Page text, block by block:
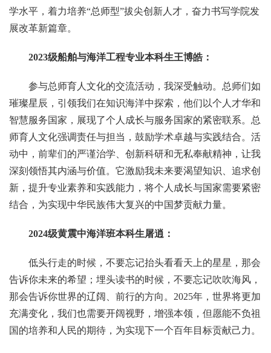
学水平，着力培养“总师型”拔尖创新人才，奋力书写学院发
展改革新篇章。
2023级船舶与海洋工程专业本科生王博皓：
参与总师育人文化的交流活动，我深受触动。总师们如
璀璨星辰，引领我们在知识海洋中探索，他们以个人才华和
智慧服务国家，展现了个人成长与服务国家的紧密联系。总
师育人文化强调责任与担当，鼓励学术卓越与实践结合。活
动中，前辈们的严谨治学、创新科研和无私奉献精神，让我
深刻领悟其内涵与价值。它激励我未来要渴望知识、追求创
新，提升专业素养和实践能力，将个人成长与国家需要紧密
结合，为实现中华民族伟大复兴的中国梦贡献力量。
2024级黄震中海洋班本科生屠逍：
低头行走的时候，不要忘记抬头看看天上的星星，那会
告诉你未来的希望；埋头读书的时候，不要忘记吹吹海风，
那会告诉你世界的辽阔、前行的方向。2025年，世界将更加
充满变化，我们也需要开阔视野，增强本领，但愿能不负祖
国的培养和人民的期待，为实现下一个百年目标贡献己力。